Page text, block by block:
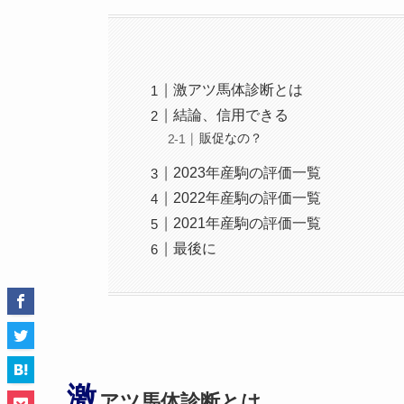
激アツ馬体診断とは
結論、信用できる
販促なの？
2023年産駒の評価一覧
2022年産駒の評価一覧
2021年産駒の評価一覧
最後に